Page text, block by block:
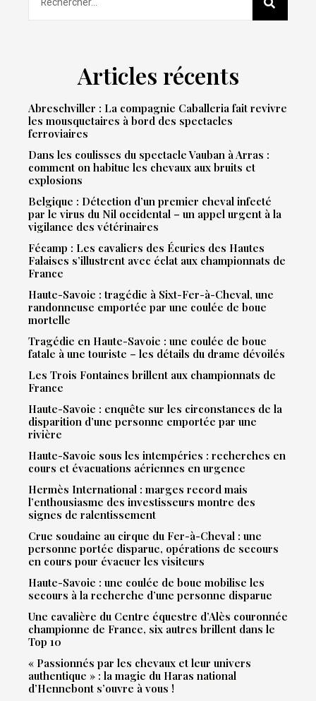
Articles récents
Abreschviller : La compagnie Caballeria fait revivre
les mousquetaires à bord des spectacles
ferroviaires
Dans les coulisses du spectacle Vauban à Arras :
comment on habitue les chevaux aux bruits et
explosions
Belgique : Détection d’un premier cheval infecté
par le virus du Nil occidental – un appel urgent à la
vigilance des vétérinaires
Fécamp : Les cavaliers des Écuries des Hautes
Falaises s’illustrent avec éclat aux championnats de
France
Haute-Savoie : tragédie à Sixt-Fer-à-Cheval, une
randonneuse emportée par une coulée de boue
mortelle
Tragédie en Haute-Savoie : une coulée de boue
fatale à une touriste – les détails du drame dévoilés
Les Trois Fontaines brillent aux championnats de
France
Haute-Savoie : enquête sur les circonstances de la
disparition d’une personne emportée par une
rivière
Haute-Savoie sous les intempéries : recherches en
cours et évacuations aériennes en urgence
Hermès International : marges record mais
l’enthousiasme des investisseurs montre des
signes de ralentissement
Crue soudaine au cirque du Fer-à-Cheval : une
personne portée disparue, opérations de secours
en cours pour évacuer les visiteurs
Haute-Savoie : une coulée de boue mobilise les
secours à la recherche d’une personne disparue
Une cavalière du Centre équestre d’Alès couronnée
championne de France, six autres brillent dans le
Top 10
« Passionnés par les chevaux et leur univers
authentique » : la magie du Haras national
d’Hennebont s’ouvre à vous !